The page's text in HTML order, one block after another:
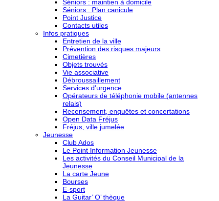
Séniors : maintien à domicile
Séniors : Plan canicule
Point Justice
Contacts utiles
Infos pratiques
Entretien de la ville
Prévention des risques majeurs
Cimetières
Objets trouvés
Vie associative
Débroussaillement
Services d’urgence
Opérateurs de téléphonie mobile (antennes
relais)
Recensement, enquêtes et concertations
Open Data Fréjus
Fréjus, ville jumelée
Jeunesse
Club Ados
Le Point Information Jeunesse
Les activités du Conseil Municipal de la
Jeunesse
La carte Jeune
Bourses
E-sport
La Guitar’ O’ thèque